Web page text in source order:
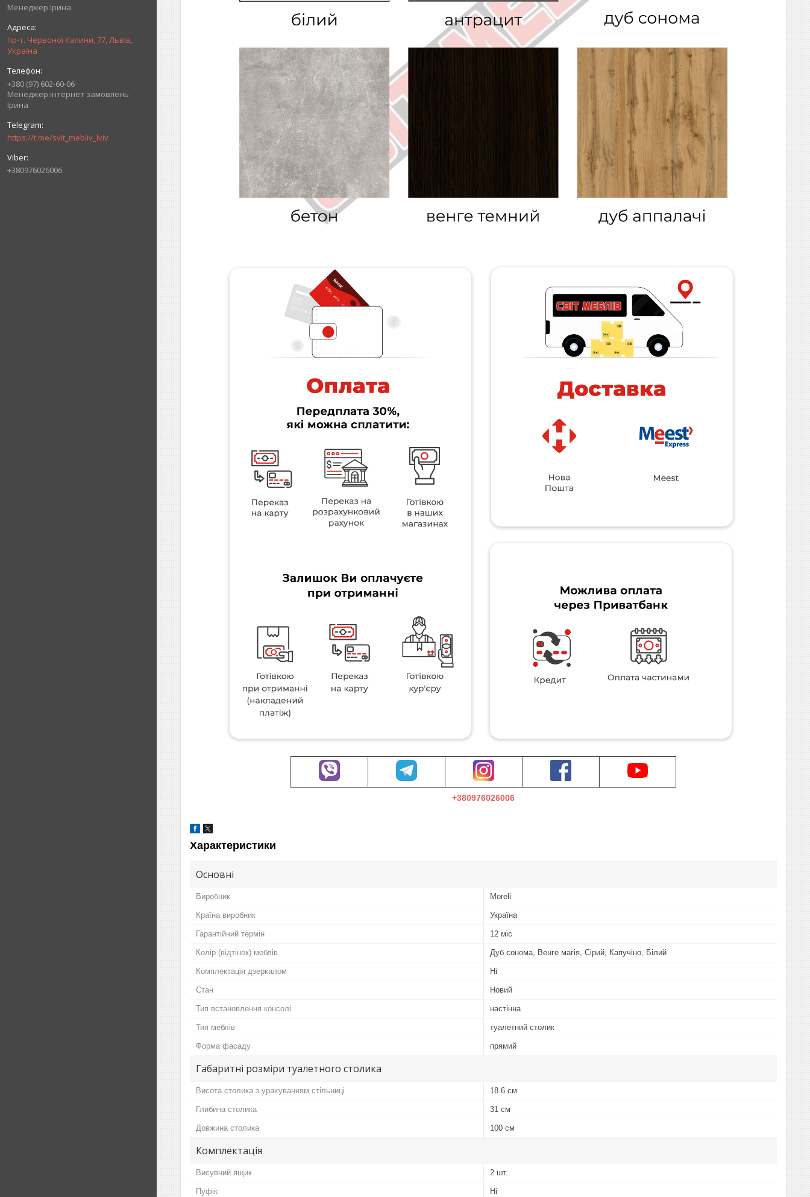
Менеджер Ірина
пр-т. Червоної Калини, 77, Львів,
Україна
+380 (97) 602-60-06
Менеджер інтернет замовлень
Ірина
https://t.me/svit_mebliv_lviv
+380976026006
+380976026006
Характеристики
Основні
Виробник Moreli
Країна виробник Україна
Гарантійний термін 12 міс
Колір (відтінок) меблів Дуб сонома, Венге магія, Сірий, Капучіно, Білий
Комплектація дзеркалом Ні
Стан Новий
Тип встановлення консолі настінна
Тип меблів туалетний столик
Форма фасаду прямий
Габаритні розміри туалетного столика
Висота столика з урахуванням стільниці 18.6 см
Глибина столика 31 см
Довжина столика 100 см
Комплектація
Висувний ящик 2 шт.
Пуфік Ні